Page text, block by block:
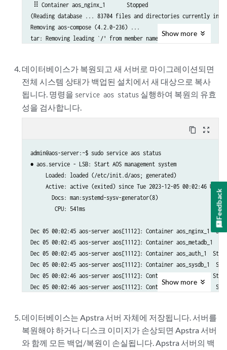
⠿ Container aos_nginx_1       Stopped
(Reading database ... 83704 files and directories currently
Removing aos-compose (4.2.0-236) ...
tar: Removing leading `/' from member names
/var/lib/aos/db/_Auth-00000000656e68be-000eacab-log-valid
/var/lib/aos/db/_Auth-000000006553e3a7-0000be2f-log-valid
/var/lib/aos/db/_Central-00000000656e68b4-0002ce01-checkpoint
/var/lib/aos/db/_AosController-00000000656e68b9-000bbbf0-log
/var/lib/aos/db/_Central-000000006553e3a5-00064668-log-valid
/var/lib/aos/db/_Main-00000000656e68c2-000bc9e4-checkpoint
/var/lib/aos/db/_Central-00000000656e68b4-0002ce01-log
/var/lib/aos/db/_AosSysdb-00000000656e68aa-0000ee5d-log
/var/lib/aos/db/_Auth-00000000656e68be-000eacab-log
/var/lib/aos/db/_Main-000000006553e3aa-00052829-checkpoint-valid
/var/lib/aos/db/_AosController-00000000656e68b9-000bbbf0-
/var/lib/aos/db/.devpi/server/
/var/lib/aos/db/.devpi/server/.event_serial
/var/lib/aos/db/.devpi/server/.serverversion
/var/lib/aos/db/.devpi/server/.sqlite
/var/lib/aos/db/.devpi/server/.nodeinfo
/var/lib/aos/db/_AosSysdb-00000000656e68aa-0000ee5d-log-valid
/var/lib/aos/db/_Central-00000000656e68b4-0002ce01-log-valid
/var/lib/aos/db/_Main-000000006553e3aa-00052829-checkpoint
/var/lib/aos/db/_AosSysdb-00000000656e68aa-0000ee5d-checkpoint
/var/lib/aos/db/_Metadb-00000000656e68a9-000c719b-log
Show more
데이터베이스가 복원되고 새 서버로 마이그레이션되면
전체 시스템 상태가 백업된 설치에서 새 대상으로 복사
됩니다. 명령을 service aos status 실행하여 복원의 유효
성을 검사합니다.
content_copy zoom_out_map
admin@aos-server:~$ sudo service aos status
● aos.service - LSB: Start AOS management system
     Loaded: loaded (/etc/init.d/aos; generated)
Active: active (exited) since Tue 2023-12-05 00:02:46 UTC;
       Docs: man:systemd-sysv-generator(8)
        CPU: 541ms
Dec 05 00:02:45 aos-server aos[1112]: Container aos_nginx_1
Dec 05 00:02:45 aos-server aos[1112]: Container aos_metadb_1
Dec 05 00:02:45 aos-server aos[1112]: Container aos_auth_1
Dec 05 00:02:45 aos-server aos[1112]: Container aos_sysdb_1
Dec 05 00:02:46 aos-server aos[1112]: Container aos_auth_1
Dec 05 00:02:46 aos-server aos[1112]: Container aos_sysdb_1
Dec 05 00:02:46 aos-server aos[1112]: Container aos_nginx_1
Dec 05 00:02:46 aos-server systemd[1]: Started LSB: Start AOS
admin@aos-server:~$
Show more
데이터베이스는 Apstra 서버 자체에 저장됩니다. 서버를
복원해야 하거나 디스크 이미지가 손상되면 Apstra 서버
와 함께 모든 백업/복원이 손실됩니다. Apstra 서버의 백
Feedback